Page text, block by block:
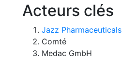
Acteurs clés
Jazz Pharmaceuticals
Comté
Medac GmbH